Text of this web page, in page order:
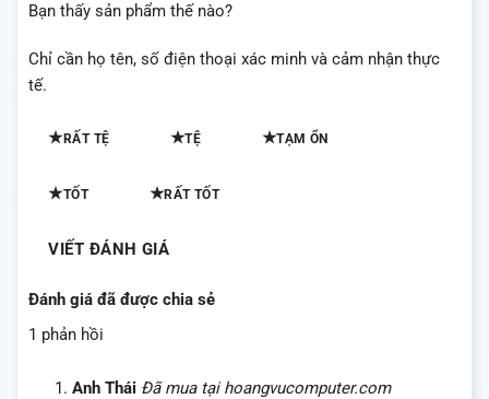
Bạn thấy sản phẩm thế nào?
Chỉ cần họ tên, số điện thoại xác minh và cảm nhận thực
tế.
★RẤT TỆ ★TỆ ★TẠM ỔN
★TỐT ★RẤT TỐT
VIẾT ĐÁNH GIÁ
Đánh giá đã được chia sẻ
1 phản hồi
Anh Thái Đã mua tại hoangvucomputer.com